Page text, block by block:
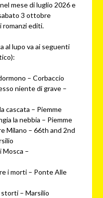
mese di luglio 2026 e
3 ottobre
editi.
al lupo va ai seguenti
– Corbaccio
niente di grave –
cascata – Piemme
la nebbia – Piemme
Milano – 66th and 2nd
Mosca –
i morti – Ponte Alle
storti – Marsilio